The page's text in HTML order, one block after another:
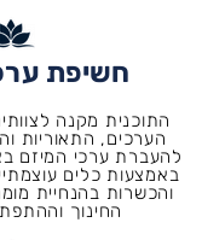
חשיפת
התוכנית מקנה
הערכים, התאוריות
להעברת ערכי המיזם
באמצעות כלים
והכשרות בהנחיית
החינוך